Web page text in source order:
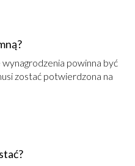
powinna być
zostać potwierdzona na